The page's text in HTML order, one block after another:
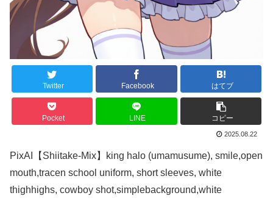
Twitter Facebook はてブ
Pocket LINE コピー
2025.08.22
PixAI【Shiitake-Mix】king halo (umamusume), smile,open
mouth,tracen school uniform, short sleeves, white
thighhighs, cowboy shot,simplebackground,white